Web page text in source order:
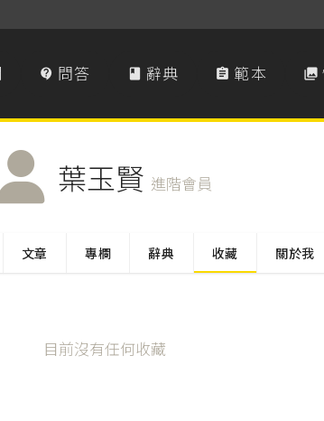
 問答  辭典  範本 
葉玉賢 進階會員
文章 專欄 辭典 收藏 關於我
目前沒有任何收藏